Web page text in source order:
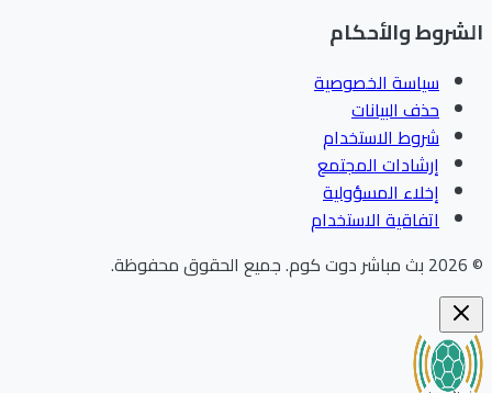
الشروط والأحكام
سياسة الخصوصية
حذف البيانات
شروط الاستخدام
إرشادات المجتمع
إخلاء المسؤولية
اتفاقية الاستخدام
©
2026 بث مباشر دوت كوم.جميع الحقوق محفوظة.